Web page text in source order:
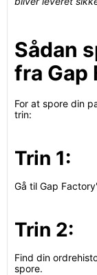
Sådan
fra Gap
For at spore din
trin:
Trin 1:
Gå til Gap
Trin 2:
Find din
spore.